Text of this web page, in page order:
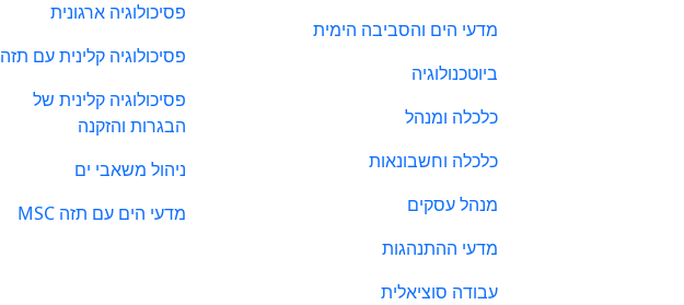
מדעי הים והסביבה הימית
ביוטכנולוגיה
כלכלה ומנהל
כלכלה וחשבונאות
מנהל עסקים
מדעי ההתנהגות
עבודה סוציאלית
פסיכולוגיה ארגונית
פסיכולוגיה קלינית עם תזה
פסיכולוגיה קלינית של
הבגרות והזקנה
ניהול משאבי ים
מדעי הים עם תזה MSC